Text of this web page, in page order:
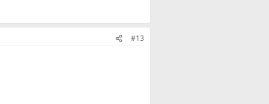
#13